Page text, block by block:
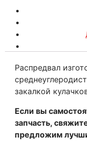
Распредвал
закалкой
Если вы
запчасть,
предложим